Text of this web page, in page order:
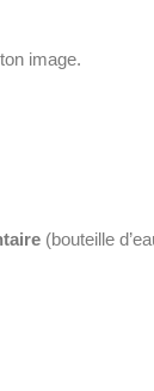
image.
(bouteille